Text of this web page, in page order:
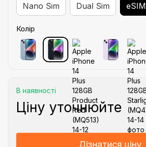
Nano Sim Dual Sim eSIM
Колір
В наявності
Ціну уточнюйте
Дізнатися ціну